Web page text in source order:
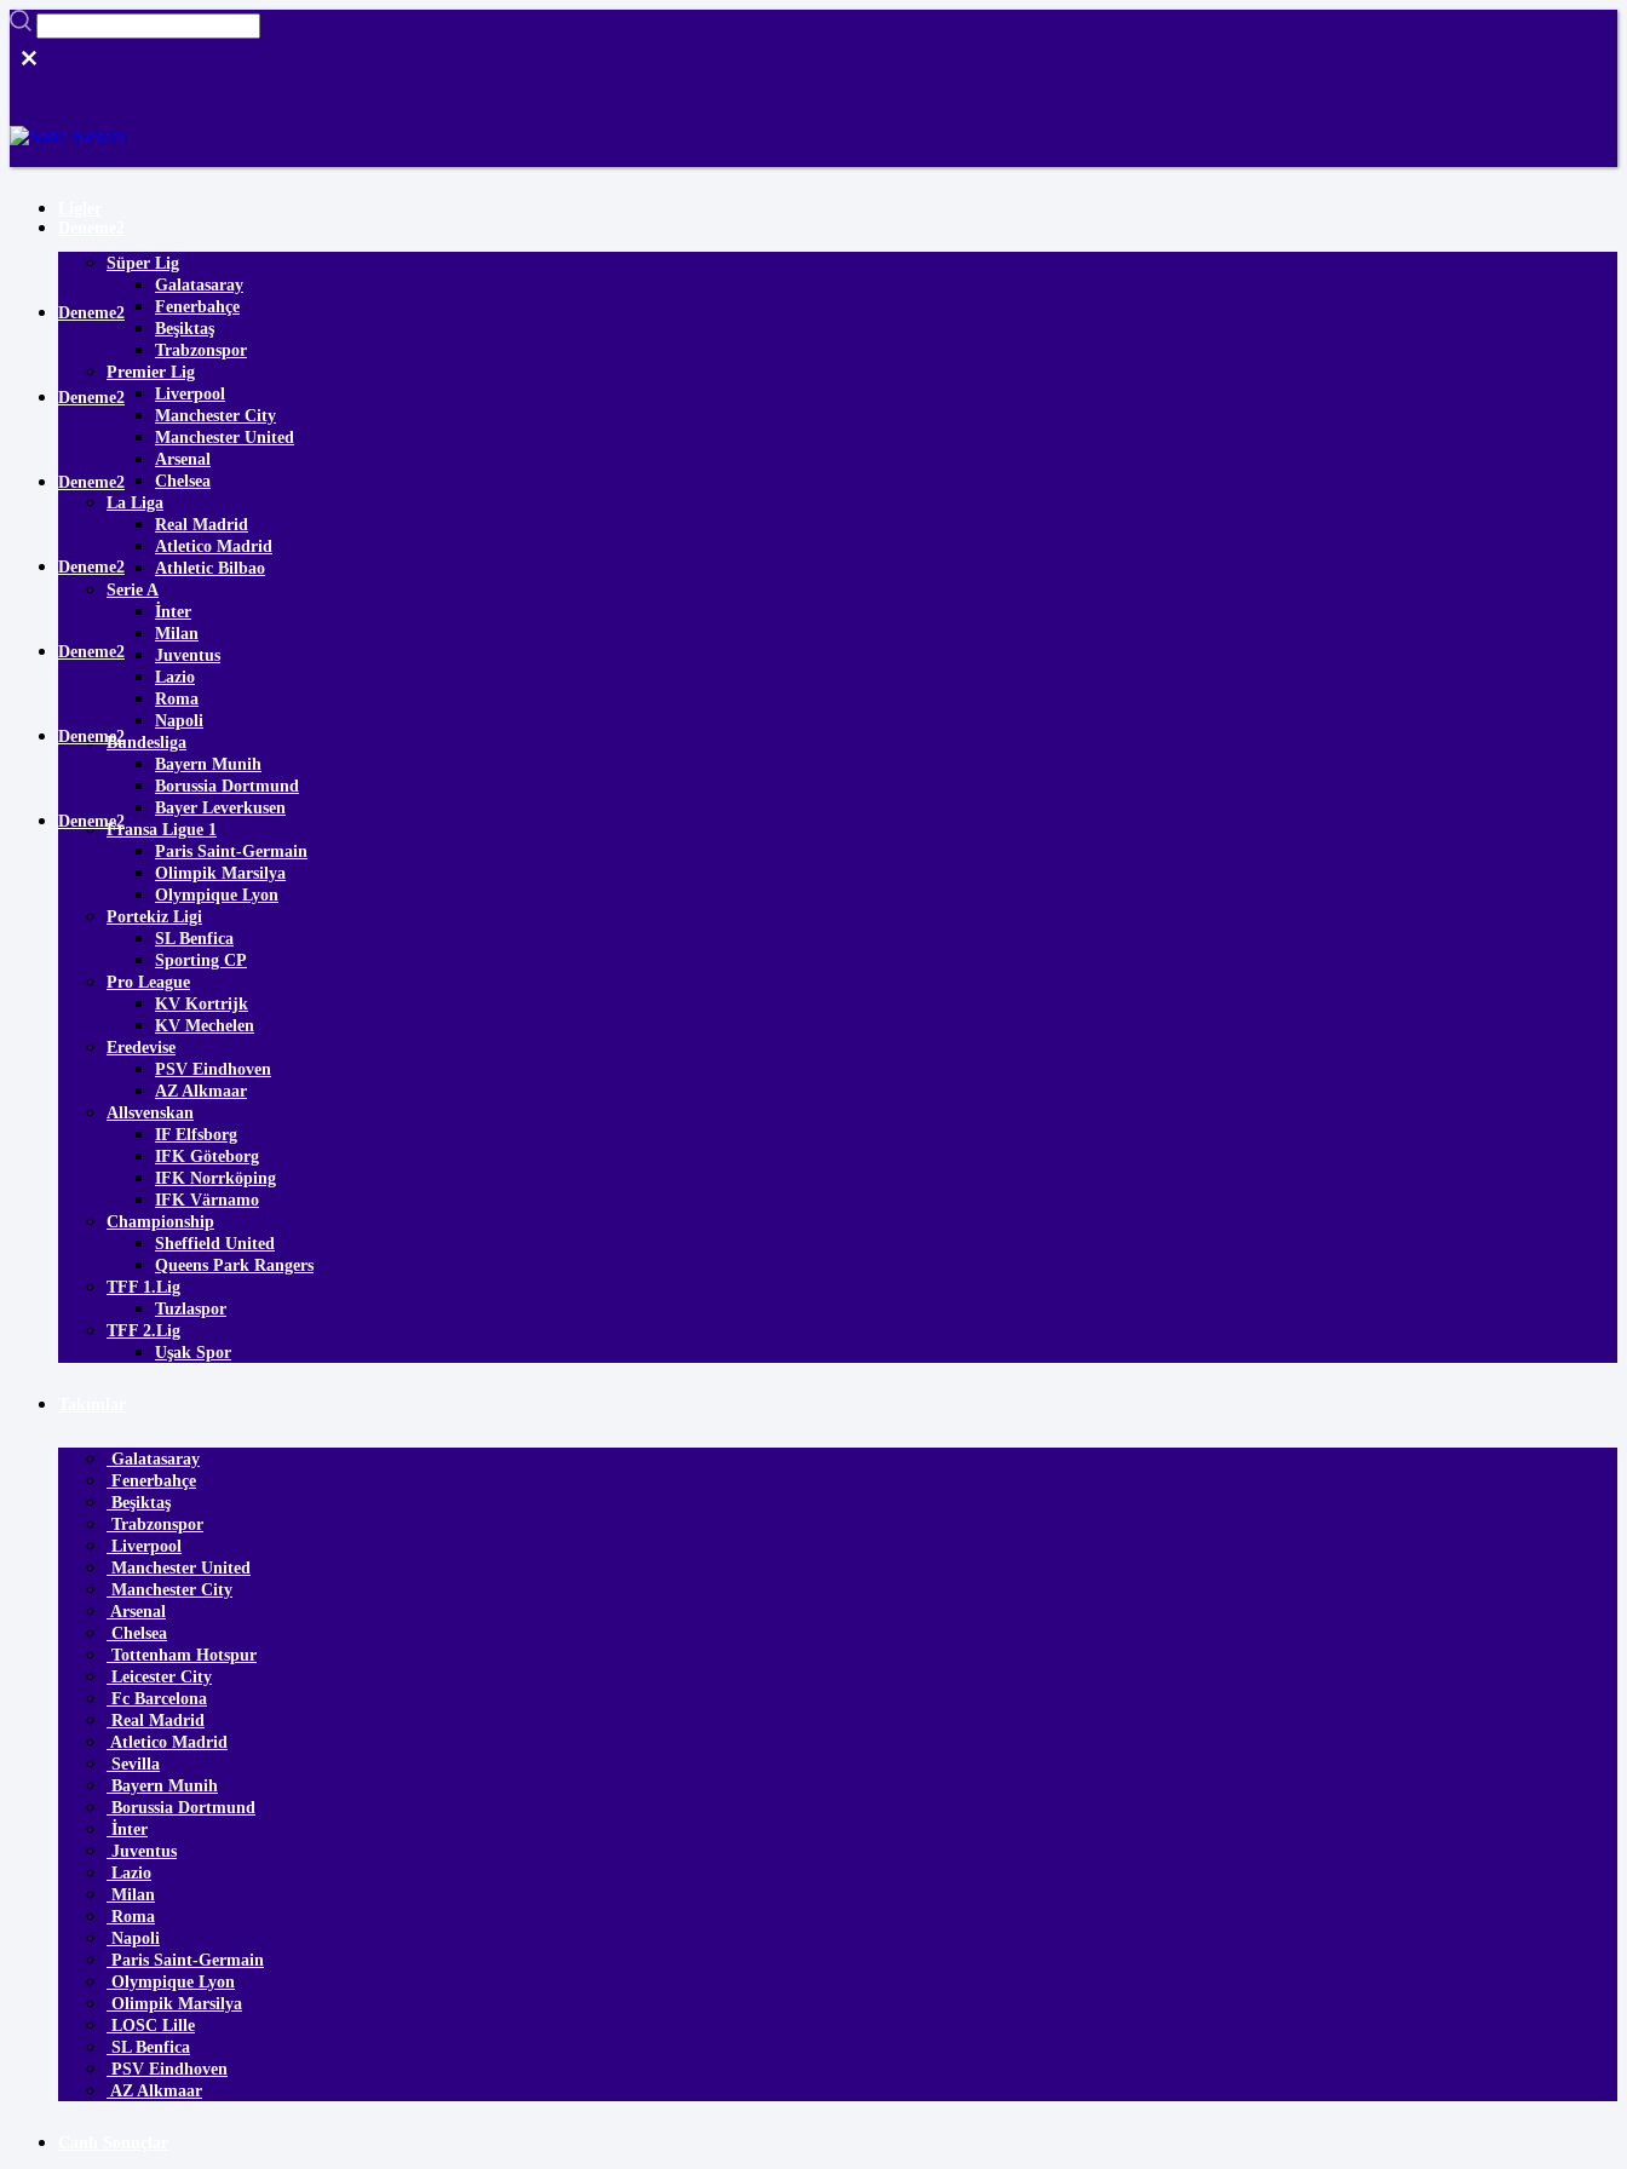
Süper Lig
Galatasaray
Fenerbahçe
Beşiktaş
Trabzonspor
Premier Lig
Liverpool
Manchester City
Manchester United
Arsenal
Chelsea
La Liga
Real Madrid
Atletico Madrid
Athletic Bilbao
Serie A
İnter
Milan
Juventus
Lazio
Roma
Napoli
Bundesliga
Bayern Munih
Borussia Dortmund
Bayer Leverkusen
Fransa Ligue 1
Paris Saint-Germain
Olimpik Marsilya
Olympique Lyon
Portekiz Ligi
SL Benfica
Sporting CP
Pro League
KV Kortrijk
KV Mechelen
Eredevise
PSV Eindhoven
AZ Alkmaar
Allsvenskan
IF Elfsborg
IFK Göteborg
IFK Norrköping
IFK Värnamo
Championship
Sheffield United
Queens Park Rangers
TFF 1.Lig
Tuzlaspor
TFF 2.Lig
Uşak Spor
Galatasaray
Fenerbahçe
Beşiktaş
Trabzonspor
Liverpool
Manchester United
Manchester City
Arsenal
Chelsea
Tottenham Hotspur
Leicester City
Fc Barcelona
Real Madrid
Atletico Madrid
Sevilla
Bayern Munih
Borussia Dortmund
İnter
Juventus
Lazio
Milan
Roma
Napoli
Paris Saint-Germain
Olympique Lyon
Olimpik Marsilya
LOSC Lille
SL Benfica
PSV Eindhoven
AZ Alkmaar
Deneme2
Deneme2
Deneme2
Deneme2
Deneme2
Deneme2
Deneme2